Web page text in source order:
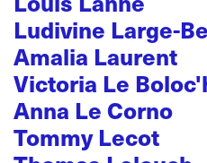
Ludivine Large-
Amalia Laurent
Victoria Le
Anna Le Corno
Tommy Lecot